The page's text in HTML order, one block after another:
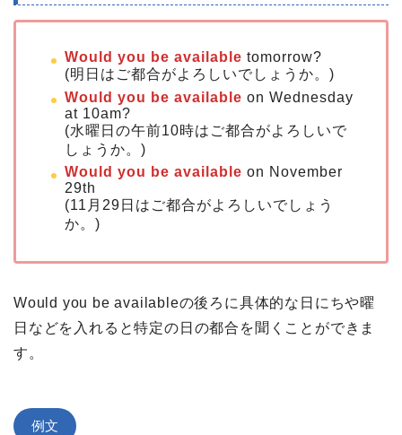
Would you be available tomorrow?
(明日はご都合がよろしいでしょうか。)
Would you be available on Wednesday
at 10am?
(水曜日の午前10時はご都合がよろしいで
しょうか。)
Would you be available on November
29th
(11月29日はご都合がよろしいでしょう
か。)
Would you be availableの後ろに具体的な日にちや曜
日などを入れると特定の日の都合を聞くことができま
す。
例文